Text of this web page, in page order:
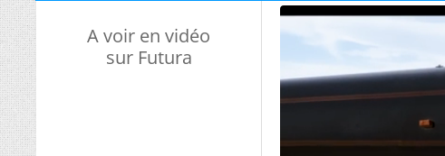
A voir en vidéo
sur Futura